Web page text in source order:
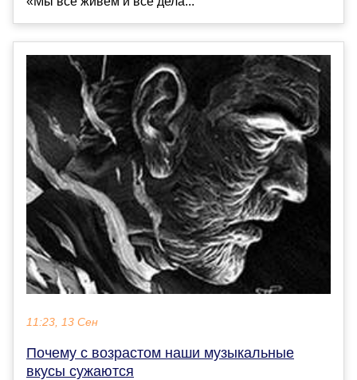
11:23, 13 Сен
Почему с возрастом наши музыкальные
вкусы сужаются